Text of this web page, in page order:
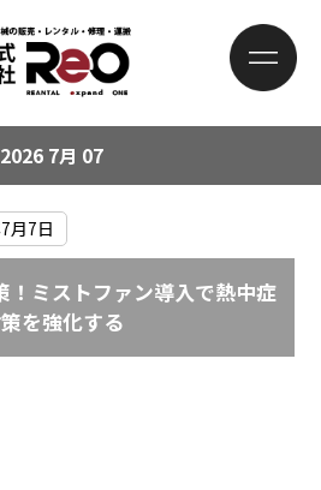
2026 7月 07
月7日
！ミストファン導入で熱中症
を強化する